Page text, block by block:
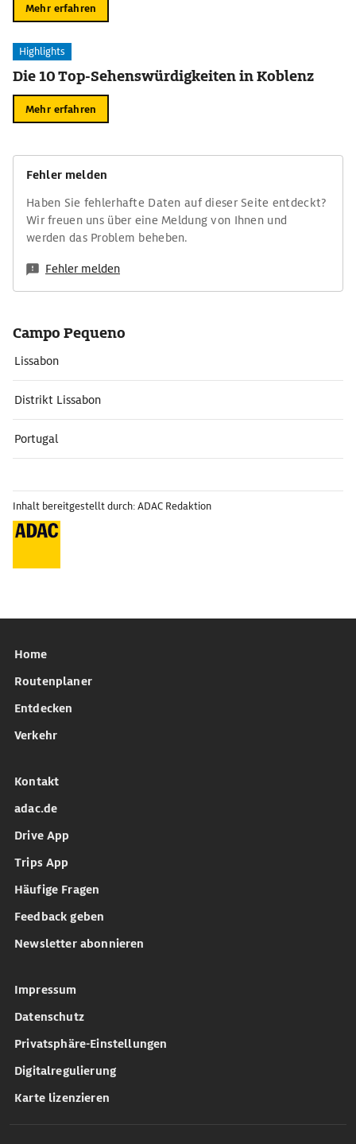
Mehr erfahren
Highlights
Die 10 Top-Sehenswürdigkeiten in Koblenz
Mehr erfahren
Fehler melden
Haben Sie fehlerhafte Daten auf dieser Seite entdeckt?
Wir freuen uns über eine Meldung von Ihnen und
werden das Problem beheben.
Fehler melden
Campo Pequeno
Lissabon
Distrikt Lissabon
Portugal
Inhalt bereitgestellt durch: ADAC Redaktion
Home
Routenplaner
Entdecken
Verkehr
Kontakt
adac.de
Drive App
Trips App
Häufige Fragen
Feedback geben
Newsletter abonnieren
Impressum
Datenschutz
Privatsphäre-Einstellungen
Digitalregulierung
Karte lizenzieren